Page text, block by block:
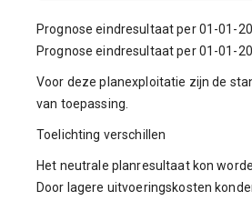
Prognose eindresultaat per 01-01-
Prognose eindresultaat per 01-01-
Voor deze planexploitatie zijn de
van toepassing.
Toelichting verschillen
Het neutrale planresultaat kon
Door lagere uitvoeringskosten